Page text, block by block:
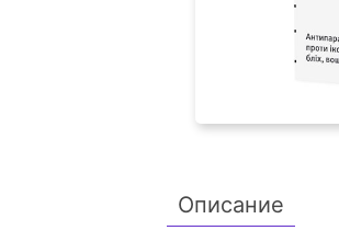
Описание